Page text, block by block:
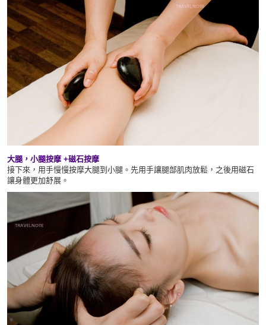
大腿，小腿按摩 +磁石按摩
接下來，用手慢慢按摩大腿到小腿。先用手讓腿部肌肉放鬆，之後用磁石
讓身體更加舒展。